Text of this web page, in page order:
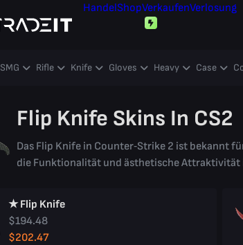
HandelShopVerkaufenVerlosung
SMG Rifle Knife Gloves Heavy Case
Flip Knife Skins In CS2
Das Flip Knife in Counter‑Strike 2 ist bekannt
die Funktionalität und ästhetische Attraktivität
★ Flip Knife
$194.48
$202.47